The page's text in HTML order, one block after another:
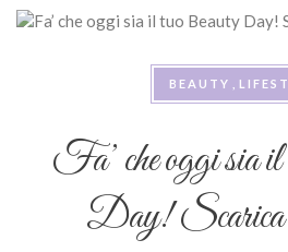
BEAUTY
Fa’ che oggi sia
Day!